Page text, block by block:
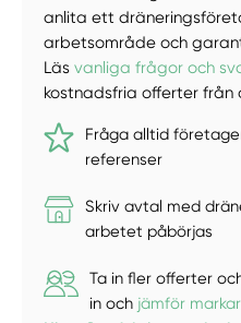
anlita ett
arbetsområde och
Läsvanliga frågor och
kostnadsfria offerter från
Fråga alltid
referenser
Skriv avtal med
arbetet påbörjas
Ta in fler offerter
in och jämför